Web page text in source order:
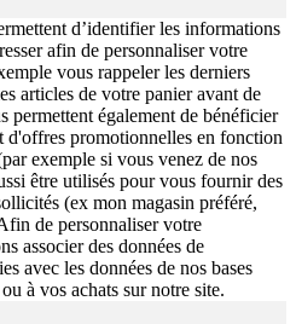
d’identifier les informations
afin de personnaliser votre
vous rappeler les derniers
articles de votre panier avant de
permettent également de bénéficier
d'offres promotionnelles en fonction
exemple si vous venez de nos
être utilisés pour vous fournir des
(ex mon magasin préféré,
de personnaliser votre
associer des données de
avec les données de nos bases
à vos achats sur notre site.